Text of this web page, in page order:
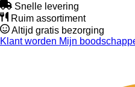
Snelle levering
Ruim assortiment
Altijd gratis bezorging
Klant worden Mijn